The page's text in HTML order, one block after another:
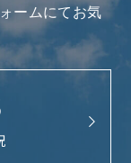
ームにてお気